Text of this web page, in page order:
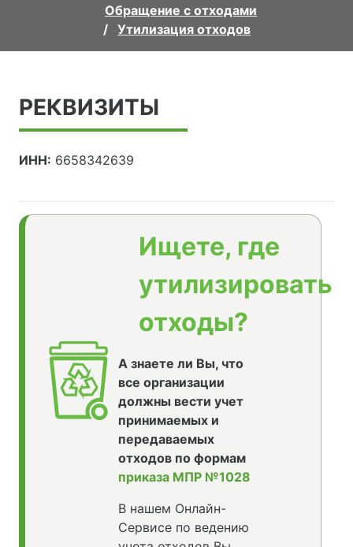
Обращение с отходами
Утилизация отходов
РЕКВИЗИТЫ
ИНН: 6658342639
Ищете, где
утилизировать
отходы?
А знаете ли Вы, что
все организации
должны вести учет
принимаемых и
передаваемых
отходов по формам
приказа МПР №1028
В нашем Онлайн-
Сервисе по ведению